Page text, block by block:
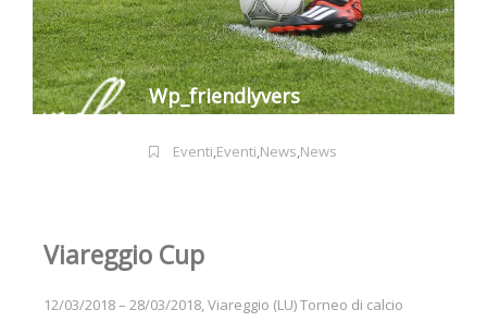
Wp_friendlyvers
Eventi Eventi News News
Viareggio Cup
12/03/2018 – 28/03/2018, Viareggio (LU) Torneo di calcio